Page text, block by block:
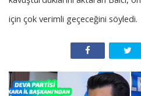
için çok verimli geçeceğini söyledi.